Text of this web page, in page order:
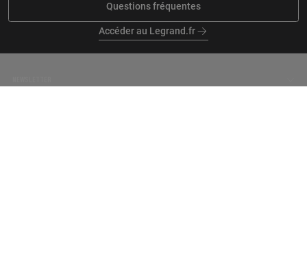
Questions fréquentes
Accéder au Legrand.fr